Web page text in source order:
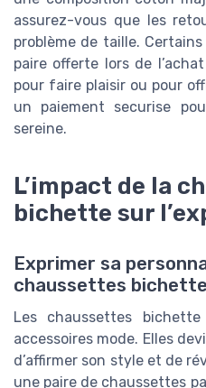
assurez-vous que les
problème de taille.
paire offerte lors de
pour faire plaisir ou pour
un paiement securise
sereine.
L’impact de la
bichette sur
Exprimer sa
chaussettes bichette
Les chaussettes
accessoires mode. Elles
d’affirmer son style et de
une paire de chaussettes